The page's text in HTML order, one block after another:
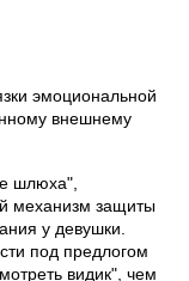
эмоциональной
внешнему
шлюха",
механизм защиты
у девушки.
под предлогом
видик", чем